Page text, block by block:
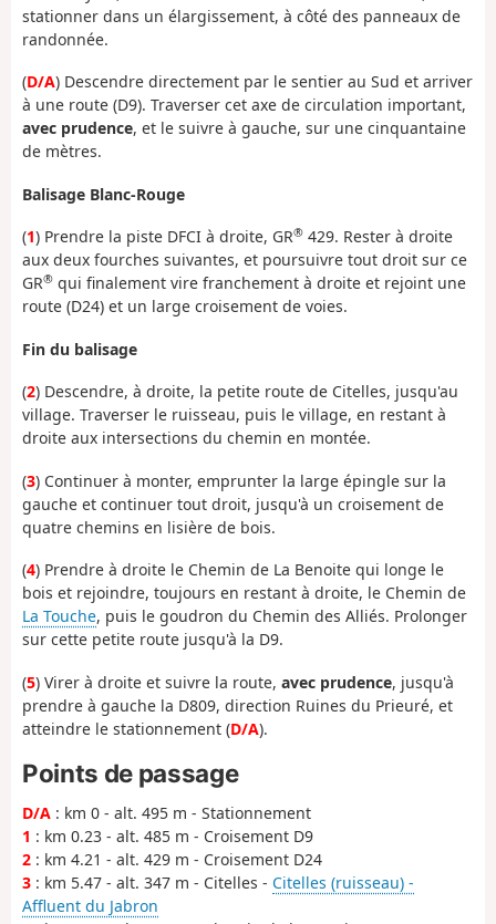
stationner dans un élargissement, à côté des panneaux de
randonnée.
(D/A) Descendre directement par le sentier au Sud et arriver
à une route (D9). Traverser cet axe de circulation important,
avec prudence, et le suivre à gauche, sur une cinquantaine
de mètres.
Balisage Blanc-Rouge
(1) Prendre la piste DFCI à droite, GR® 429. Rester à droite
aux deux fourches suivantes, et poursuivre tout droit sur ce
GR® qui finalement vire franchement à droite et rejoint une
route (D24) et un large croisement de voies.
Fin du balisage
(2) Descendre, à droite, la petite route de Citelles, jusqu'au
village. Traverser le ruisseau, puis le village, en restant à
droite aux intersections du chemin en montée.
(3) Continuer à monter, emprunter la large épingle sur la
gauche et continuer tout droit, jusqu'à un croisement de
quatre chemins en lisière de bois.
(4) Prendre à droite le Chemin de La Benoite qui longe le
bois et rejoindre, toujours en restant à droite, le Chemin de
La Touche, puis le goudron du Chemin des Alliés. Prolonger
sur cette petite route jusqu'à la D9.
(5) Virer à droite et suivre la route, avec prudence, jusqu'à
prendre à gauche la D809, direction Ruines du Prieuré, et
atteindre le stationnement (D/A).
Points de passage
D/A : km 0 - alt. 495 m - Stationnement
1 : km 0.23 - alt. 485 m - Croisement D9
2 : km 4.21 - alt. 429 m - Croisement D24
3 : km 5.47 - alt. 347 m - Citelles - Citelles (ruisseau) -
Affluent du Jabron